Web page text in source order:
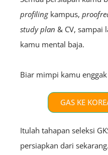
profilingkampus,
study plan & CV, sampai
kamu mental baja.
Biar mimpi kamu
GAS KE
Itulah tahapan seleksi
persiapkan dari